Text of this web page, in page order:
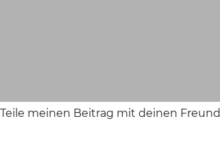
Teile meinen Beitrag mit deinen